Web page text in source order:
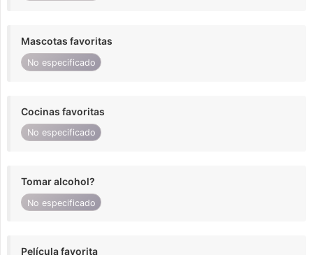
Mascotas favoritas
No especificado
Cocinas favoritas
No especificado
Tomar alcohol?
No especificado
Película favorita